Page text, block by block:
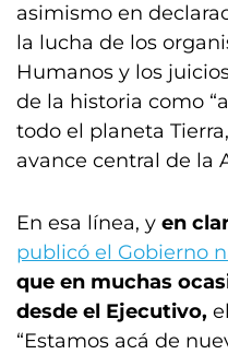
asimismo en
la lucha de los
Humanos y los
de la historia como
todo el planeta
avance central de la
En esa línea, y en
publicó el Gobierno
que en muchas
desde el Ejecutivo,
“Estamos acá de